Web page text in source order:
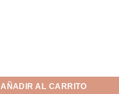
AÑADIR AL CARRITO